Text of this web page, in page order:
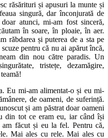
răsărituri și apusuri la munte și
singură, dar înconjurată de
atunci, mi-am fost sinceră,
în soare, în ploaie, în aer.
răbdarea și puterea de a sta pe
pentru că nu ai apărut încă,
din nou către paradis. Un
tristețe, dezamăgire,
Eu mi-am alimentat-o și eu mi-
de oameni, de suferință.
și am păstrat doar oameni
din tot ce eram eu, iar când își
făcut și eu la fel. Pentru că,
Mai ales cu rele. Mai ales cu